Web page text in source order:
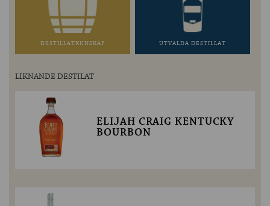
DESTILLATKUNSKAP UTVALDA DESTILLAT
LIKNANDE DESTILAT
ELIJAH CRAIG KENTUCKY
BOURBON